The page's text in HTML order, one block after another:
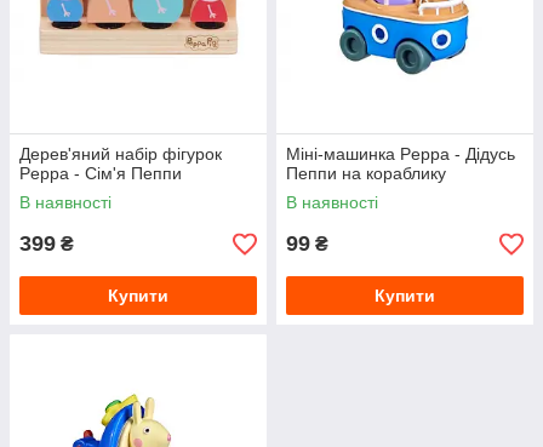
Дерев'яний набір фігурок
Peppa - Сім'я Пеппи
В наявності
399 ₴
Купити
Міні-машинка Peppa - Дідусь
Пеппи на кораблику
В наявності
99 ₴
Купити